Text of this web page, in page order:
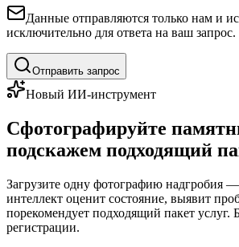
Данные отправляются только нам и
исключительно для ответа на ваш запрос.
Отправить запрос
Новый ИИ-инструмент
Сфотографируйте
подскажем подходящий
Загрузите одну фотографию надгробия
интеллект оценит состояние, выявит
порекомендует подходящий пакет услуг.
регистрации.